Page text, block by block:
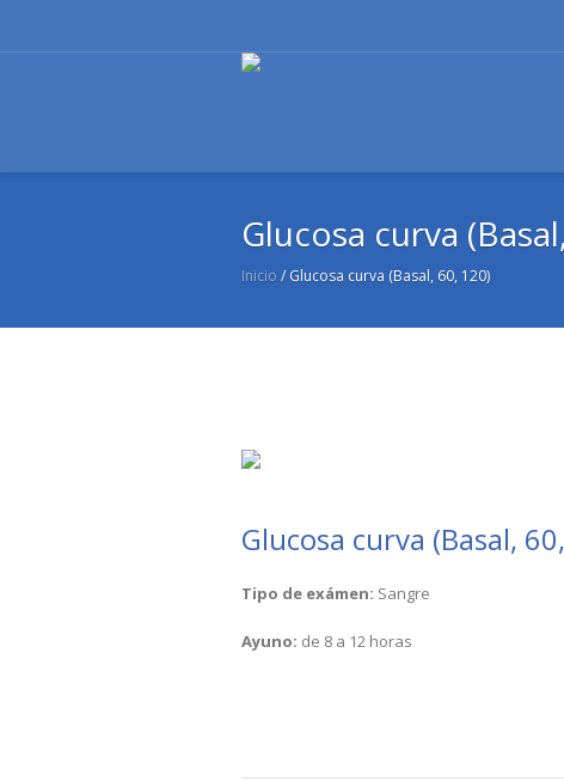
Glucosa curva
Inicio / Glucosa curva (Basal, 60, 120)
Glucosa curva (Basal,
Tipo de exámen: Sangre
Ayuno: de 8 a 12 horas